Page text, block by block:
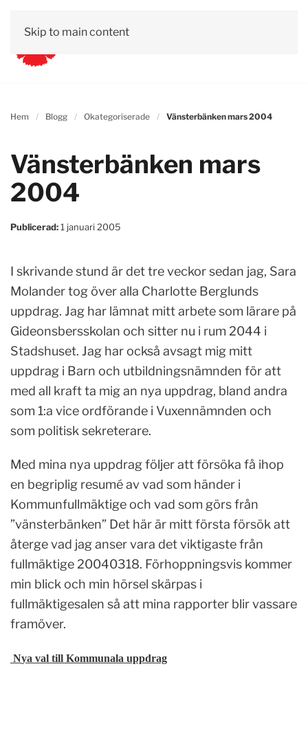
Skip to main content
Hem Blogg Okategoriserade Vänsterbänken mars 2004
Vänsterbänken mars
2004
Publicerad:1 januari 2005
I skrivande stund är det tre veckor sedan jag, Sara
Molander tog över alla Charlotte Berglunds
uppdrag. Jag har lämnat mitt arbete som lärare på
Gideonsbersskolan och sitter nu i rum 2044 i
Stadshuset. Jag har också avsagt mig mitt
uppdrag i Barn och utbildningsnämnden för att
med all kraft ta mig an nya uppdrag, bland andra
som 1:a vice ordförande i Vuxennämnden och
som politisk sekreterare.
Med mina nya uppdrag följer att försöka få ihop
en begriplig resumé av vad som händer i
Kommunfullmäktige och vad som görs från
”vänsterbänken” Det här är mitt första försök att
återge vad jag anser vara det viktigaste från
fullmäktige 20040318. Förhoppningsvis kommer
min blick och min hörsel skärpas i
fullmäktigesalen så att mina rapporter blir vassare
framöver.
Nya val till Kommunala uppdrag